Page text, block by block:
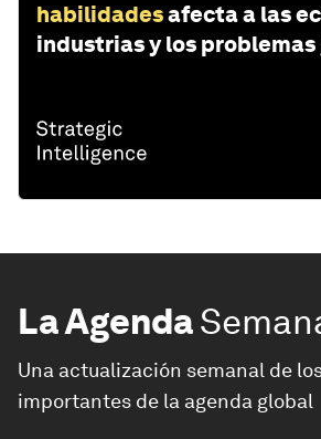
habilidadesafecta a las
industrias y los
La Agenda
Una actualización semanal de
importantes de la agenda global